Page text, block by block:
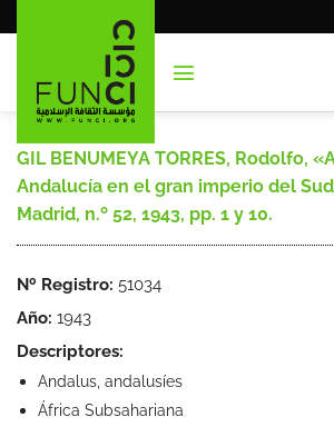
al
GIL BENUMEYA TORRES, Rodolfo,
Andalucía en el gran imperio del
Madrid, n.º 52, 1943, pp. 1 y 10.
Nº Registro: 51034
Año: 1943
Descriptores:
Andalus, andalusíes
África Subsahariana